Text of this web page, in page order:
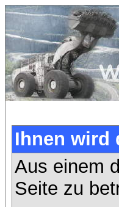
Ihnen wird
Aus einem
Seite zu